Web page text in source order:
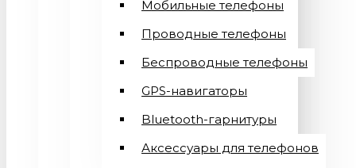
Мобильные телефоны
Проводные телефоны
Беспроводные телефоны
GPS-навигаторы
Bluetooth-гарнитуры
Аксессуары для телефонов